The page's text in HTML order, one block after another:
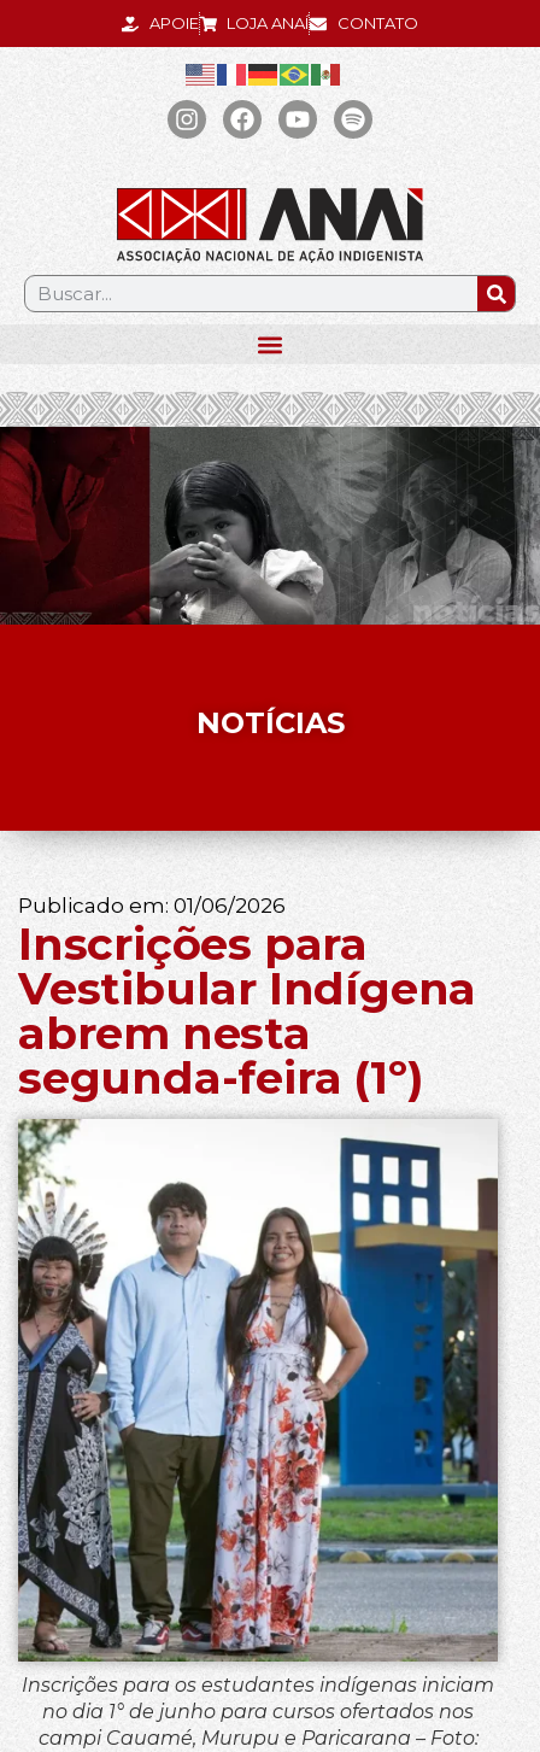
APOIE LOJA ANAÍ CONTATO
.
NOTÍCIAS
Publicado em: 01/06/2026
Inscrições para
Vestibular Indígena
abrem nesta
segunda-feira (1º)
Inscrições para os estudantes indígenas iniciam
no dia 1° de junho para cursos ofertados nos
campi Cauamé, Murupu e Paricarana – Foto: